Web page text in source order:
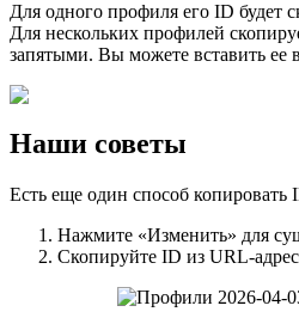
Для одного профиля его ID будет
Для нескольких профилей
запятыми. Вы можете вставить ее
Наши советы
Есть еще один способ копировать
Нажмите «Изменить» для
Скопируйте ID из URL-